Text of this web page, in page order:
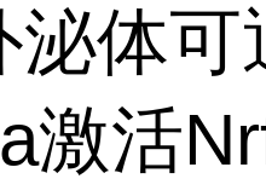
泌体
激活